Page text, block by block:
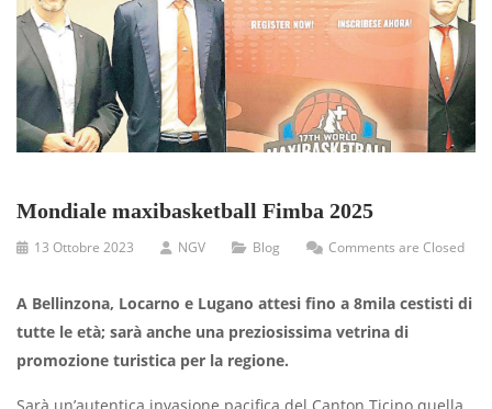
Mondiale maxibasketball Fimba 2025
13 Ottobre 2023 NGV Blog Comments are Closed
A Bellinzona, Locarno e Lugano attesi fino a 8mila cestisti di
tutte le età; sarà anche una preziosissima vetrina di
promozione turistica per la regione.